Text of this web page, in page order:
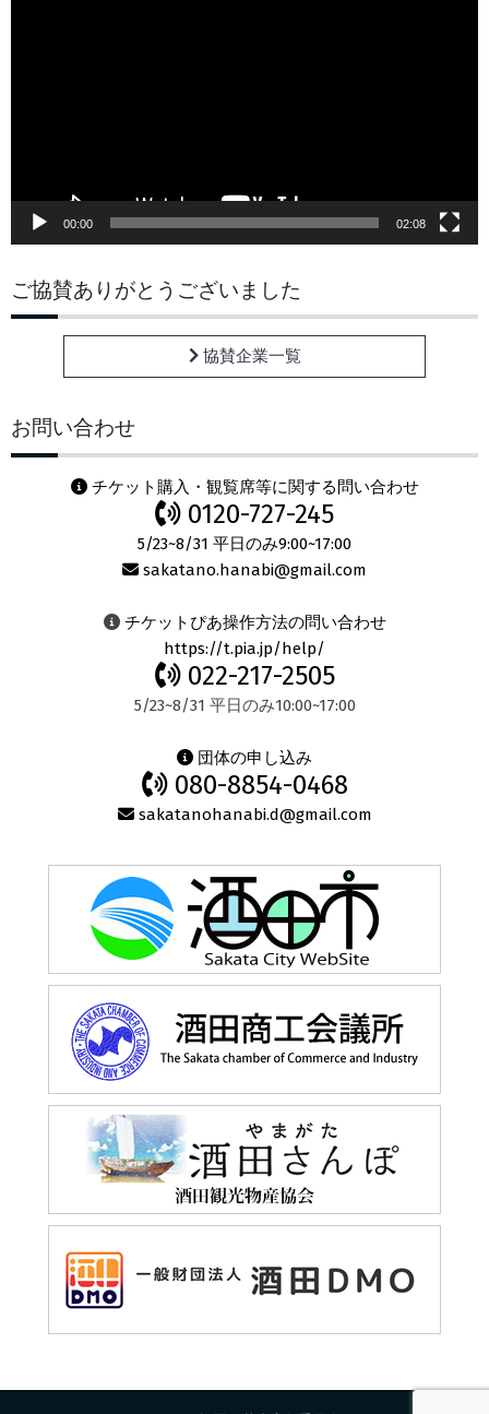
00:00 02:08
ご協賛ありがとうございました
協賛企業一覧
お問い合わせ
チケット購入・観覧席等に関する問い合わせ
0120-727-245
5/23~8/31 平日のみ9:00~17:00
sakatano.hanabi@gmail.com
チケットぴあ操作方法の問い合わせ
https://t.pia.jp/help/
022-217-2505
5/23~8/31 平日のみ10:00~17:00
団体の申し込み
080-8854-0468
sakatanohanabi.d@gmail.com